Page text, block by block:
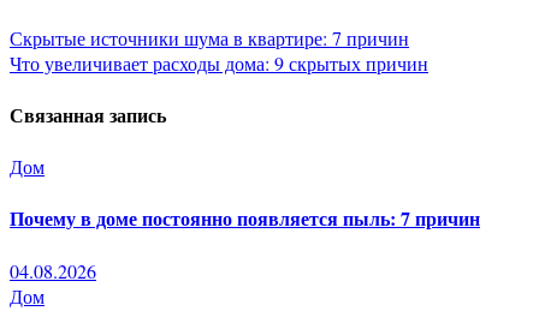
Навигация
по
записям
Скрытые источники шума в квартире: 7 причин
Что увеличивает расходы дома: 9 скрытых причин
Связанная запись
Дом
Почему в доме постоянно появляется пыль: 7 причин
04.08.2026
Дом